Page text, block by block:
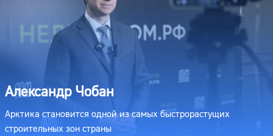
Александр Чобан
Арктика становится одной из самых быстрорастущих
строительных зон страны